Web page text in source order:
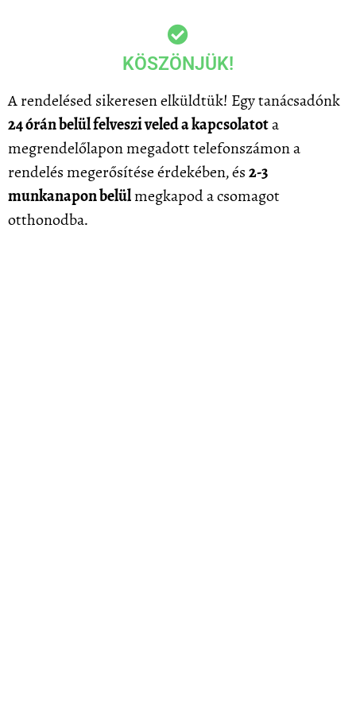
KÖSZÖNJÜK!
A rendelésed sikeresen elküldtük! Egy tanácsadónk
24 órán belül felveszi veled a kapcsolatota
megrendelőlapon megadott telefonszámon a
rendelés megerősítése érdekében, és2-3
munkanapon belülmegkapod a csomagot
otthonodba.